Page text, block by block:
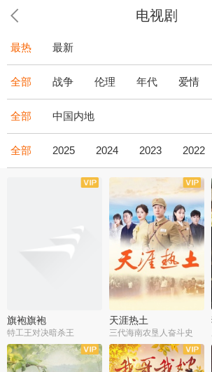
电视剧
最热 最新
全部 战争 伦理 年代 爱情
全部 中国内地
全部 2025 2024 2023 2022
旗袍旗袍
特工王对决暗杀王
全36集
天涯热土
三代海南农垦人奋斗史
全34集
全50集